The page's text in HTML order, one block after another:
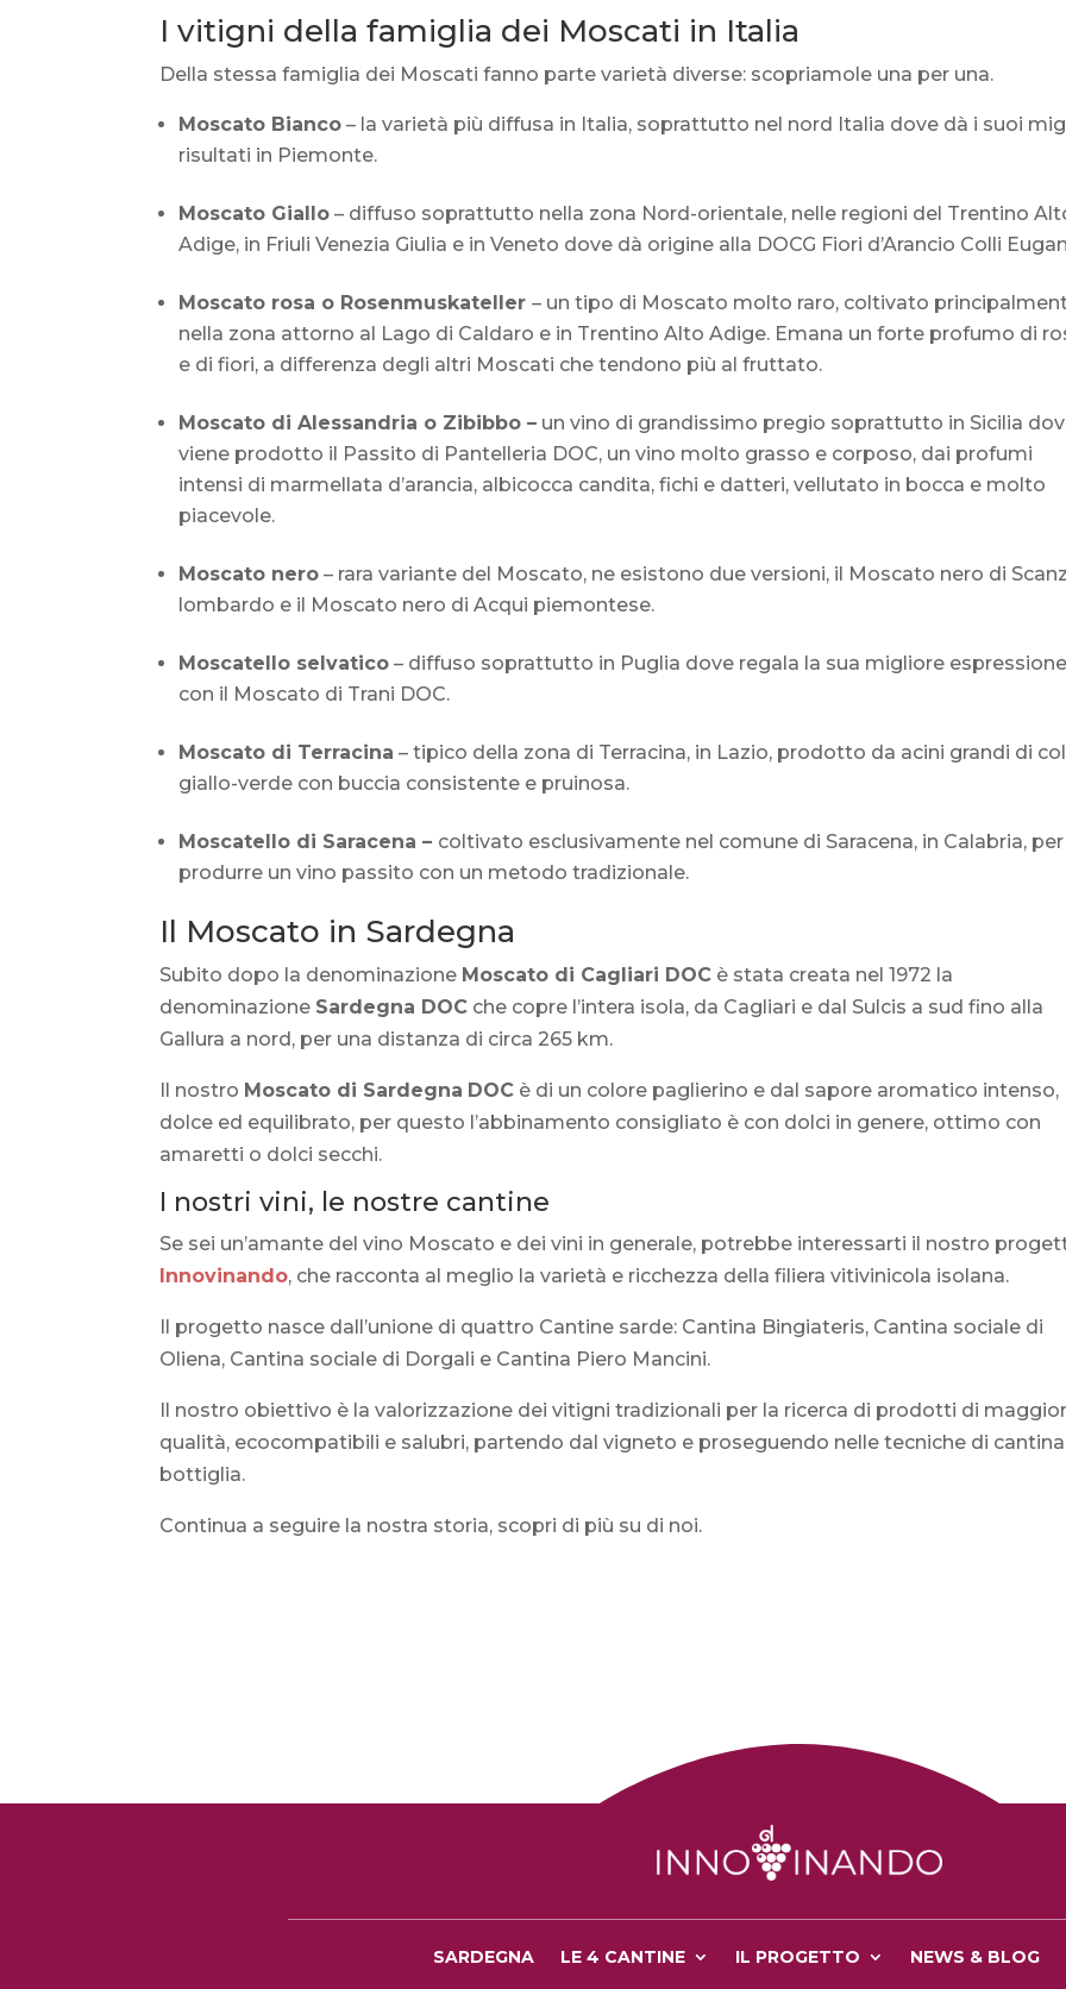
I vitigni della famiglia dei Moscati in Italia
Della stessa famiglia dei Moscati fanno parte varietà diverse: scopriamole una per una.
Moscato Bianco – la varietà più diffusa in Italia, soprattutto nel nord Italia dove dà i suoi
risultati in Piemonte.
Moscato Giallo – diffuso soprattutto nella zona Nord-orientale, nelle regioni del Trentino
Adige, in Friuli Venezia Giulia e in Veneto dove dà origine alla DOCG Fiori d’Arancio Colli
Moscato rosa o Rosenmuskateller– un tipo di Moscato molto raro, coltivato
nella zona attorno al Lago di Caldaro e in Trentino Alto Adige. Emana un forte profumo di
e di fiori, a differenza degli altri Moscati che tendono più al fruttato.
Moscato di Alessandria o Zibibbo – un vino di grandissimo pregio soprattutto in Sicilia
viene prodotto il Passito di Pantelleria DOC, un vino molto grasso e corposo, dai profumi
intensi di marmellata d’arancia, albicocca candita, fichi e datteri, vellutato in bocca e molto
piacevole.
Moscato nero – rara variante del Moscato, ne esistono due versioni, il Moscato nero di
lombardo e il Moscato nero di Acqui piemontese.
Moscatello selvatico – diffuso soprattutto in Puglia dove regala la sua migliore espressione
con il Moscato di Trani DOC.
Moscato di Terracina – tipico della zona di Terracina, in Lazio, prodotto da acini grandi di
giallo-verde con buccia consistente e pruinosa.
Moscatello di Saracena – coltivato esclusivamente nel comune di Saracena, in Calabria, per
produrre un vino passito con un metodo tradizionale.
Il Moscato in Sardegna
Subito dopo la denominazione Moscato di Cagliari DOC è stata creata nel 1972 la
denominazione Sardegna DOC che copre l’intera isola, da Cagliari e dal Sulcis a sud fino alla
Gallura a nord, per una distanza di circa 265 km.
Il nostro Moscato di Sardegna DOC è di un colore paglierino e dal sapore aromatico intenso,
dolce ed equilibrato, per questo l’abbinamento consigliato è con dolci in genere, ottimo con
amaretti o dolci secchi.
I nostri vini, le nostre cantine
Se sei un’amante del vino Moscato e dei vini in generale, potrebbe interessarti il nostro
Innovinando, che racconta al meglio la varietà e ricchezza della filiera vitivinicola isolana.
Il progetto nasce dall’unione di quattro Cantine sarde: Cantina Bingiateris, Cantina sociale di
Oliena, Cantina sociale di Dorgali e Cantina Piero Mancini.
Il nostro obiettivo è la valorizzazione dei vitigni tradizionali per la ricerca di prodotti di maggior
qualità, ecocompatibili e salubri, partendo dal vigneto e proseguendo nelle tecniche di
bottiglia.
Continua a seguire la nostra storia, scopri di più su di noi.
SARDEGNA LE 4 CANTINE IL PROGETTO NEWS & BLOG